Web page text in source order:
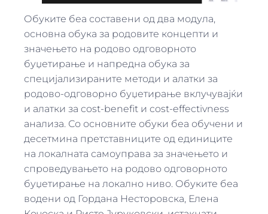
Обуките беа составени од два модула,
основна обука за родовите концепти и
значењето на родово одговорното
буџетирање и напредна обука за
специjализираните методи и алатки за
родово-одговорно буџетирање вклучуваjќи
и алатки за cost-benefit и cost-effectivness
анализа. Со основните обуки беа обучени и
десетмина претставниците од единиците
на локалната самоуправа за значењето и
спроведувањето на родово одговорното
буџетирање на локално ниво. Обуките беа
водени од Гордана Несторовска, Елена